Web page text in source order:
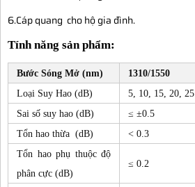
6.Cáp quang cho hộ gia đình.
Tính năng sản phẩm:
Bước Sóng Mở (nm)
1310/1550
Loại Suy Hao (dB)
5, 10, 15, 20, 25
Sai số suy hao (dB)
≤ ±0.5
Tổn hao thừa (dB)
< 0.3
Tổn hao phụ thuộc độ
phân cực (dB)
≤ 0.2